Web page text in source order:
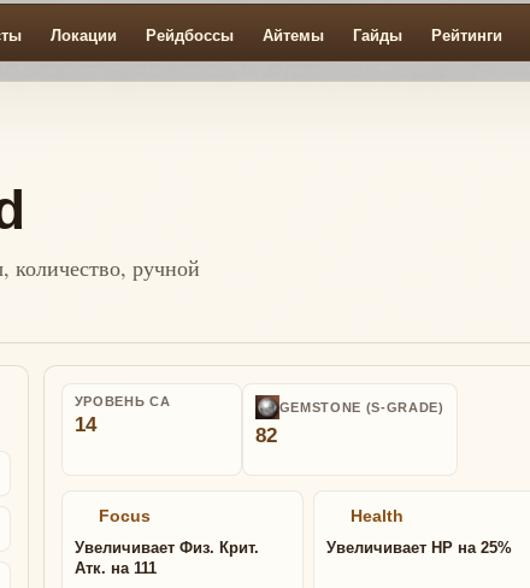
Локации Рейдбоссы Айтемы Гайды Рейтинги
количество, ручной
УРОВЕНЬ СА
14
GEMSTONE (S-GRADE)
82
Focus
Увеличивает Физ. Крит.
Атк. на 111
Health
Увеличивает HP на 25%